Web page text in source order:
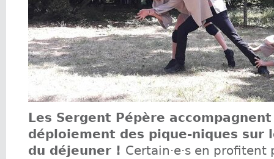
Les Sergent Pépère
déploiement des pique-niques sur
du déjeuner ! Certain·e·s en